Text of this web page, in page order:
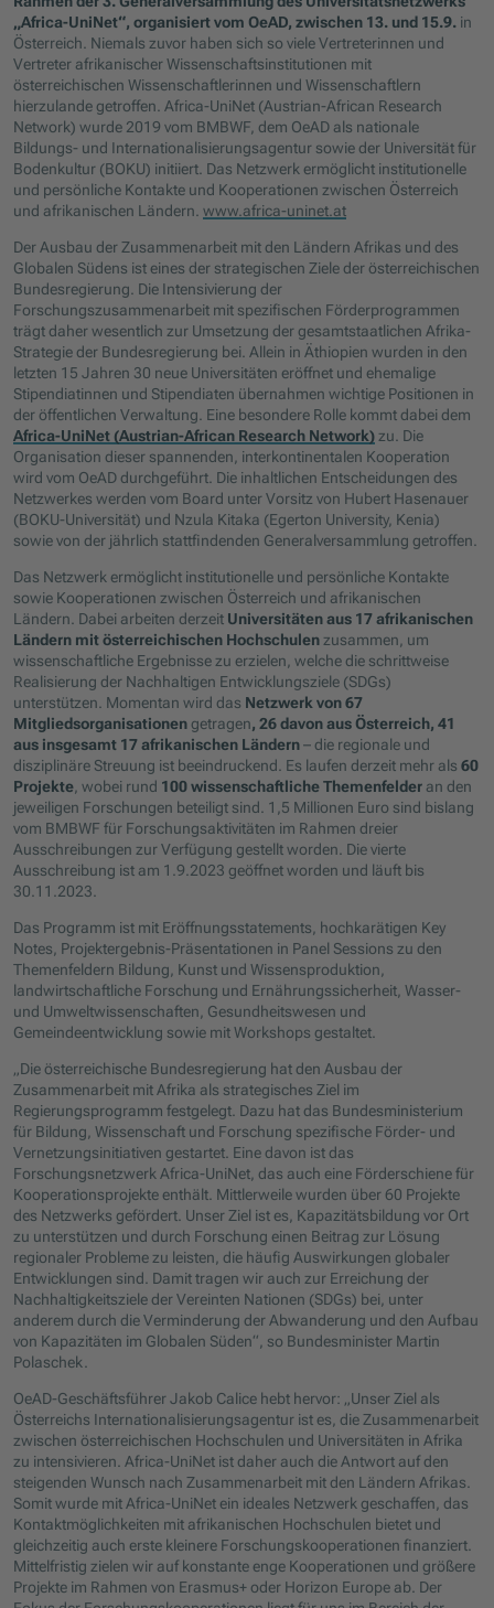
„Africa-UniNet“, organisiert vom OeAD, zwischen 13. und 15.9. in
Österreich. Niemals zuvor haben sich so viele Vertreterinnen und
Vertreter afrikanischer Wissenschaftsinstitutionen mit
österreichischen Wissenschaftlerinnen und Wissenschaftlern
hierzulande getroffen. Africa-UniNet (Austrian-African Research
Network) wurde 2019 vom BMBWF, dem OeAD als nationale
Bildungs- und Internationalisierungsagentur sowie der Universität für
Bodenkultur (BOKU) initiiert. Das Netzwerk ermöglicht institutionelle
und persönliche Kontakte und Kooperationen zwischen Österreich
und afrikanischen Ländern.www.africa-uninet.at
Der Ausbau der Zusammenarbeit mit den Ländern Afrikas und des
Globalen Südens ist eines der strategischen Ziele der österreichischen
Bundesregierung. Die Intensivierung der
Forschungszusammenarbeit mit spezifischen Förderprogrammen
trägt daher wesentlich zur Umsetzung der gesamtstaatlichen Afrika-
Strategie der Bundesregierung bei. Allein in Äthiopien wurden in den
letzten 15 Jahren 30 neue Universitäten eröffnet und ehemalige
Stipendiatinnen und Stipendiaten übernahmen wichtige Positionen in
der öffentlichen Verwaltung. Eine besondere Rolle kommt dabei dem
Africa-UniNet (Austrian-African Research Network)zu. Die
Organisation dieser spannenden, interkontinentalen Kooperation
wird vom OeAD durchgeführt. Die inhaltlichen Entscheidungen des
Netzwerkes werden vom Board unter Vorsitz von Hubert Hasenauer
(BOKU-Universität) und Nzula Kitaka (Egerton University, Kenia)
sowie von der jährlich stattfindenden Generalversammlung getroffen.
Das Netzwerk ermöglicht institutionelle und persönliche Kontakte
sowie Kooperationen zwischen Österreich und afrikanischen
Ländern. Dabei arbeiten derzeit Universitäten aus 17 afrikanischen
Ländern mit österreichischen Hochschulenzusammen, um
wissenschaftliche Ergebnisse zu erzielen, welche die schrittweise
Realisierung der Nachhaltigen Entwicklungsziele (SDGs)
unterstützen. Momentan wird das Netzwerk von 67
Mitgliedsorganisationengetragen, 26 davon aus Österreich, 41
aus insgesamt 17 afrikanischen Ländern– die regionale und
disziplinäre Streuung ist beeindruckend. Es laufen derzeit mehr als60
Projekte, wobei rund 100 wissenschaftliche Themenfelder an den
jeweiligen Forschungen beteiligt sind. 1,5 Millionen Euro sind bislang
vom BMBWF für Forschungsaktivitäten im Rahmen dreier
Ausschreibungen zur Verfügung gestellt worden. Die vierte
Ausschreibung ist am 1.9.2023 geöffnet worden und läuft bis
30.11.2023.
Das Programm ist mit Eröffnungsstatements, hochkarätigen Key
Notes, Projektergebnis-Präsentationen in Panel Sessions zu den
Themenfeldern Bildung, Kunst und Wissensproduktion,
landwirtschaftliche Forschung und Ernährungssicherheit, Wasser-
und Umweltwissenschaften, Gesundheitswesen und
Gemeindeentwicklung sowie mit Workshops gestaltet.
„Die österreichische Bundesregierung hat den Ausbau der
Zusammenarbeit mit Afrika als strategisches Ziel im
Regierungsprogramm festgelegt. Dazu hat das Bundesministerium
für Bildung, Wissenschaft und Forschung spezifische Förder- und
Vernetzungsinitiativen gestartet. Eine davon ist das
Forschungsnetzwerk Africa-UniNet, das auch eine Förderschiene für
Kooperationsprojekte enthält. Mittlerweile wurden über 60 Projekte
des Netzwerks gefördert. Unser Ziel ist es, Kapazitätsbildung vor Ort
zu unterstützen und durch Forschung einen Beitrag zur Lösung
regionaler Probleme zu leisten, die häufig Auswirkungen globaler
Entwicklungen sind. Damit tragen wir auch zur Erreichung der
Nachhaltigkeitsziele der Vereinten Nationen (SDGs) bei, unter
anderem durch die Verminderung der Abwanderung und den Aufbau
von Kapazitäten im Globalen Süden“, so Bundesminister Martin
Polaschek.
OeAD-Geschäftsführer Jakob Calice hebt hervor: „Unser Ziel als
Österreichs Internationalisierungsagentur ist es, die Zusammenarbeit
zwischen österreichischen Hochschulen und Universitäten in Afrika
zu intensivieren. Africa-UniNet ist daher auch die Antwort auf den
steigenden Wunsch nach Zusammenarbeit mit den Ländern Afrikas.
Somit wurde mit Africa-UniNet ein ideales Netzwerk geschaffen, das
Kontaktmöglichkeiten mit afrikanischen Hochschulen bietet und
gleichzeitig auch erste kleinere Forschungskooperationen finanziert.
Mittelfristig zielen wir auf konstante enge Kooperationen und größere
Projekte im Rahmen von Erasmus+ oder Horizon Europe ab. Der